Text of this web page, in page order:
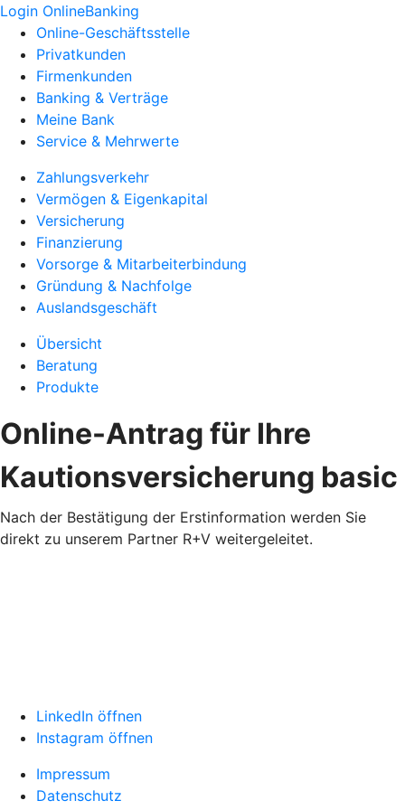
Login OnlineBanking
Online-Geschäftsstelle
Privatkunden
Firmenkunden
Banking & Verträge
Meine Bank
Service & Mehrwerte
Zahlungsverkehr
Vermögen & Eigenkapital
Versicherung
Finanzierung
Vorsorge & Mitarbeiterbindung
Gründung & Nachfolge
Auslandsgeschäft
Übersicht
Beratung
Produkte
Online-Antrag für Ihre
Kautionsversicherung basic
Nach der Bestätigung der Erstinformation werden Sie
direkt zu unserem Partner R+V weitergeleitet.
LinkedIn öffnen
Instagram öffnen
Impressum
Datenschutz